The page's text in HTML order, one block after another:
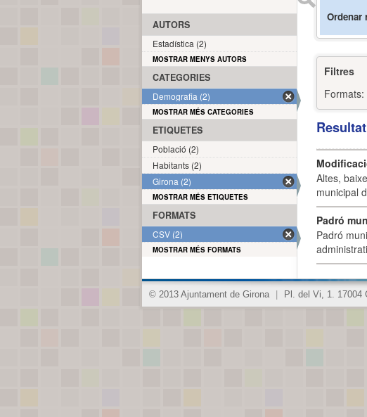
Ordenar
Filtres
Formats:
Altes,
municipal
Padró
Padró
AUTORS
Estadística (2)
MOSTRAR MENYS AUTORS
CATEGORIES
Demografia (2)
MOSTRAR MÉS CATEGORIES
ETIQUETES
Població (2)
Habitants (2)
Girona (2)
MOSTRAR MÉS ETIQUETES
FORMATS
CSV (2)
MOSTRAR MÉS FORMATS
© 2013 Ajuntament de Girona Pl. del Vi, 1. 17004